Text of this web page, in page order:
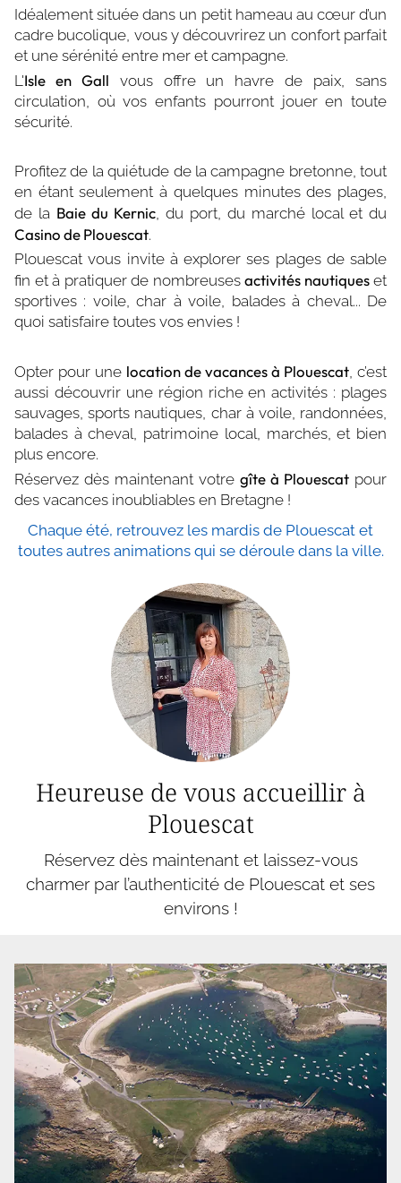
Idéalement située dans un petit hameau au cœur d’un
cadre bucolique, vous y découvrirez un confort parfait
et une sérénité entre mer et campagne.
L'Isle en Gall vous offre un havre de paix, sans
circulation, où vos enfants pourront jouer en toute
sécurité.
Profitez de la quiétude de la campagne bretonne, tout
en étant seulement à quelques minutes des plages,
de la Baie du Kernic , du port, du marché local et du
Casino de Plouescat.
Plouescat vous invite à explorer ses plages de sable
fin et à pratiquer de nombreuses activités nautiqueset
sportives : voile, char à voile, balades à cheval... De
quoi satisfaire toutes vos envies !
Opter pour une location de vacances à Plouescat , c’est
aussi découvrir une région riche en activités : plages
sauvages, sports nautiques, char à voile, randonnées,
balades à cheval, patrimoine local, marchés, et bien
plus encore.
Réservez dès maintenant votre gîte à Plouescat pour
des vacances inoubliables en Bretagne !
Chaque été, retrouvez les mardis de Plouescat et
toutes autres animations qui se déroule dans la ville.
Heureuse de vous accueillir à
Plouescat
Réservez dès maintenant et laissez-vous
charmer par l’authenticité de Plouescat et ses
environs !